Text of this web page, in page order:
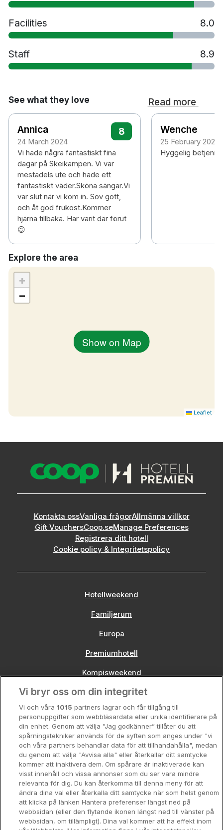
Gym
Ski in/ Ski out
Restaurang
Tvättservice
Spjälsäng mot en avgift
Husdjur tillåts mot en avgift
Handikappsanpassade rum finns tillgängliga
Rökfritt
35 minuters promenad till Lillehammer
Hunderfossen station
15 minuters bilresa till Oslo Gardermoen
flygplats
Alla gäster från 18 år och uppåt måste visa giltig
ID-handling vid incheckning.
Giltig ID kan vara: körkort, nationellt ID-kort,
BankID-app med foto eller pass.
Detta är ett krav från myndigheterna och bidrar till
en trygg och ansvarsfull drift av våra hotell.
Facilities 8.0
Staff 8.9
See what they love Read more
Annica
24 March 2024
8
Vi hade några fantastiskt fina
dagar på Skeikampen. Vi var
mestadels ute och hade ett
fantastiskt väder.Sköna sängar.Vi
var slut när vi kom in. Sov gott,
och åt god frukost.Kommer
hjärna tillbaka. Har varit där förut
😉
Wenche
25 February 2024
Hyggelig
Explore the area
Show on Map
+
−
Leaflet
Kontakta ossVanliga frågorAllmänna villkor
Gift VouchersCoop.seManage Preferences
Registrera ditt hotell
Cookie policy & Integritetspolicy
Hotellweekend
Familjerum
Europa
Premiumhotell
Kompisweekend
Storstadsweekend
Hotellrum under 995 kr
Spahotell
Sydsverige
Om Hotellpremien
Nya hotell
Stadsweekend
Vi bryr oss om din integritet
Vi och våra 1015 partners lagrar och får tillgång till
personuppgifter som webbläsardata eller unika identifierare på
din enhet. Genom att välja ”Jag godkänner” tillåter du att
spårningstekniker används för de syften som anges under "vi
och våra partners behandlar data för att tillhandahålla", medan
du genom att välja "Avvisa alla" eller återkallar ditt samtycke
kommer att inaktivera dem. Om spårare är inaktiverade kan
visst innehåll och vissa annonser som du ser vara mindre
relevanta för dig. Du kan återkomma till denna meny för att
ändra dina val eller återkalla ditt samtycke när som helst genom
att klicka på länken Hantera preferenser längst ned på
webbsidan (eller den flytande ikonen längst ned till vänster på
webbsidan, om tillämpligt). Dina val kommer att ha effekt inom